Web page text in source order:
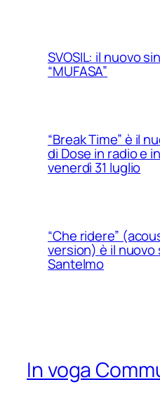
SVOSIL: il nuovo
“MUFASA”
“Break Time” è il
di Dose in radio e
venerdì 31 luglio
“Che ridere”
version) è il nuovo
Santelmo
In voga